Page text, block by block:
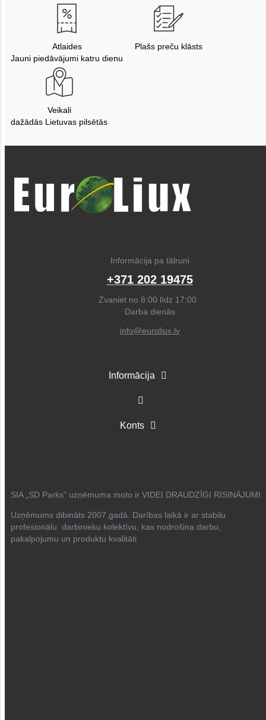
Atlaides
Jauni piedāvājumi katru dienu
Plašs preču klāsts
Veikali
dažādās Lietuvas pilsētās
Informācija pa tālruni
+371 202 19475
Zvaniet no 8:00 līdz 17:00.
Darba dienās
info@euroliux.lv
Informācija
Konts
SIA „SD Parks” uzņēmuma moto ir VIDEI DRAUDZĪGI RISINĀJUMI
Uzņēmums dibināts 2007.gadā. Darības laikā ir ar stabilu
profesionālu darbinieku kolektīvu, kas nodrošina darbu,
pakalpojumu un produktu kvalitāti